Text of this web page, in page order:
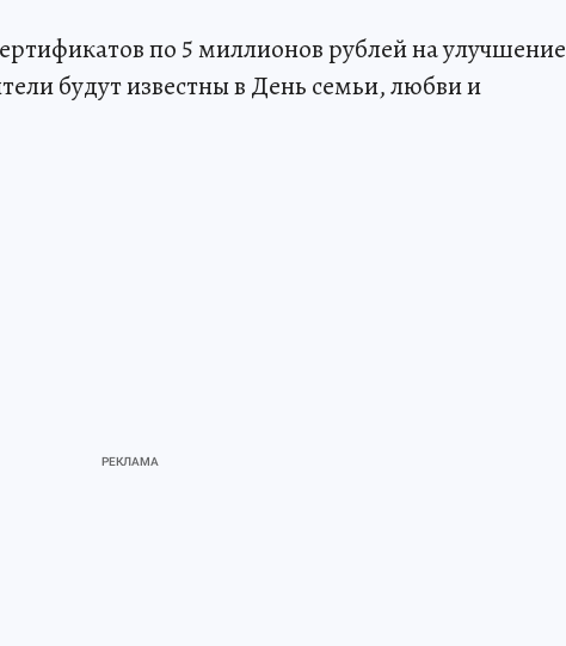
по 5 миллионов рублей на улучшение
будут известны в День семьи, любви и